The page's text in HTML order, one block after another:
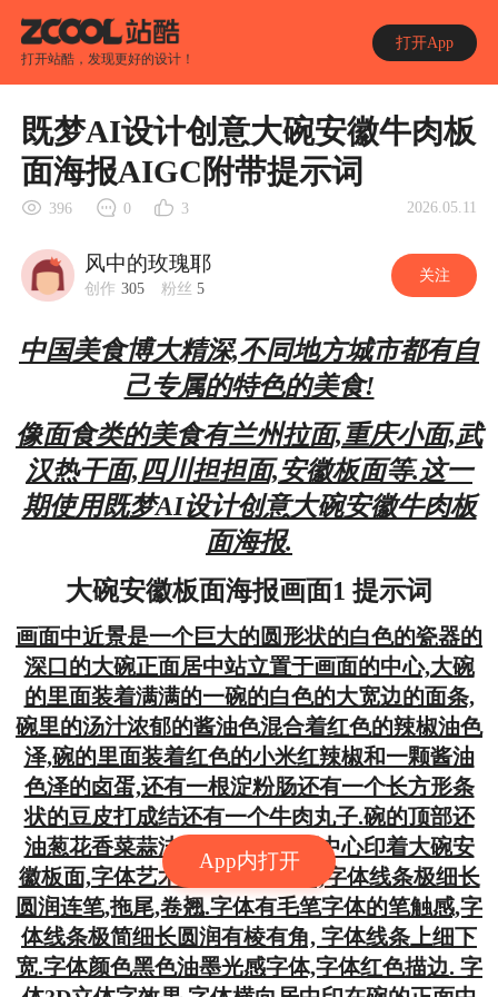
打开站酷，发现更好的设计！
打开App
App内打开
既梦AI设计创意大碗安徽牛肉板
面海报AIGC附带提示词
396 0 3 2026.05.11
风中的玫瑰耶
创作 305 粉丝 5
关注
中国美食博大精深,不同地方城市都有自
己专属的特色的美食!
像面食类的美食有兰州拉面,重庆小面,武
汉热干面,四川担担面,安徽板面等.这一
期使用既梦AI设计创意大碗安徽牛肉板
面海报.
大碗安徽板面海报画面1 提示词
画面中近景是一个巨大的圆形状的白色的瓷器的
深口的大碗正面居中站立置于画面的中心,大碗
的里面装着满满的一碗的白色的大宽边的面条,
碗里的汤汁浓郁的酱油色混合着红色的辣椒油色
泽,碗的里面装着红色的小米红辣椒和一颗酱油
色泽的卤蛋,还有一根淀粉肠还有一个长方形条
状的豆皮打成结还有一个牛肉丸子.碗的顶部还
油葱花香菜蒜沫点缀.碗的正面中心印着大碗安
徽板面,字体艺术书法毛笔字体 ,字体线条极细长
圆润连笔,拖尾,卷翘.字体有毛笔字体的笔触感,字
体线条极简细长圆润有棱有角, 字体线条上细下
宽.字体颜色黑色油墨光感字体,字体红色描边. 字